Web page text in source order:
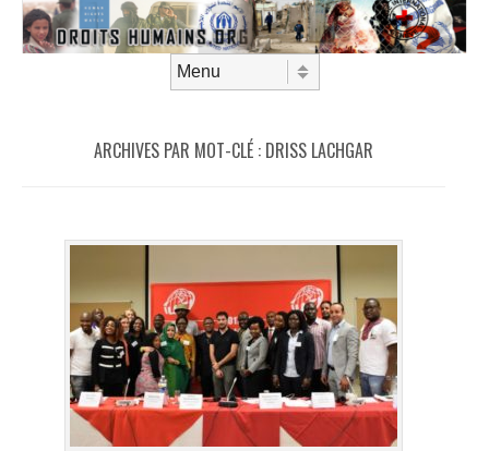
ARCHIVES PAR MOT-CLÉ : DRISS LACHGAR